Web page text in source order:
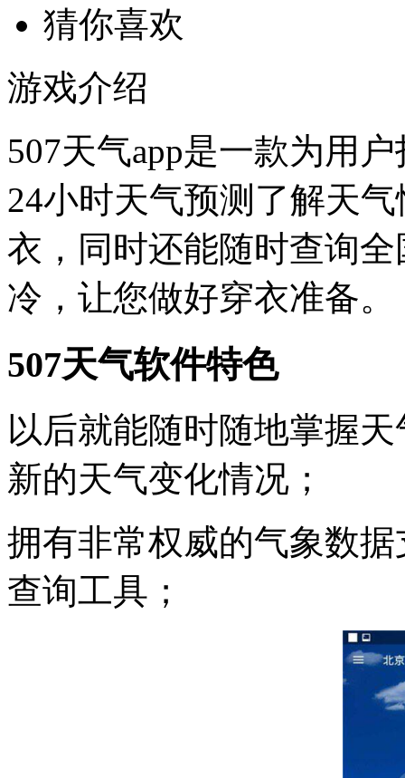
猜你喜欢
游戏介绍
507天气app是一款为用
24小时天气预测了解天
衣，同时还能随时查询
冷，让您做好穿衣准备。
507天气软件特色
以后就能随时随地掌握
新的天气变化情况；
拥有非常权威的气象数
查询工具；